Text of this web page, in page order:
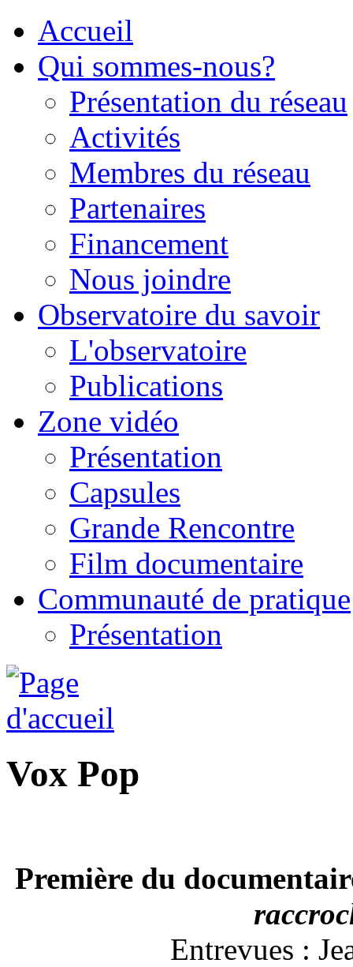
Accueil
Qui sommes-nous?
Présentation du réseau
Activités
Membres du réseau
Partenaires
Financement
Nous joindre
Observatoire du savoir
L'observatoire
Publications
Zone vidéo
Présentation
Capsules
Grande Rencontre
Film documentaire
Communauté de pratique
Présentation
Vox Pop
Première du
Entrevues :